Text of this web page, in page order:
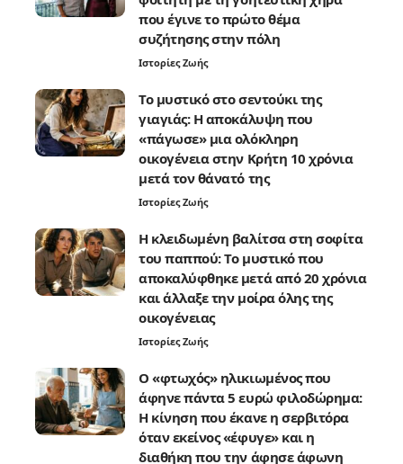
που έγινε το πρώτο θέμα
συζήτησης στην πόλη
Ιστορίες Ζωής
Το μυστικό στο σεντούκι της
γιαγιάς: Η αποκάλυψη που
«πάγωσε» μια ολόκληρη
οικογένεια στην Κρήτη 10 χρόνια
μετά τον θάνατό της
Ιστορίες Ζωής
Η κλειδωμένη βαλίτσα στη σοφίτα
του παππού: Το μυστικό που
αποκαλύφθηκε μετά από 20 χρόνια
και άλλαξε την μοίρα όλης της
οικογένειας
Ιστορίες Ζωής
Ο «φτωχός» ηλικιωμένος που
άφηνε πάντα 5 ευρώ φιλοδώρημα:
Η κίνηση που έκανε η σερβιτόρα
όταν εκείνος «έφυγε» και η
διαθήκη που την άφησε άφωνη